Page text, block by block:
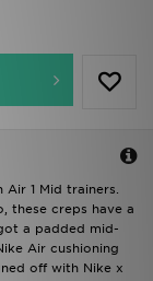
1 Mid trainers.
these creps have a
a padded mid-
Air cushioning
off with Nike x